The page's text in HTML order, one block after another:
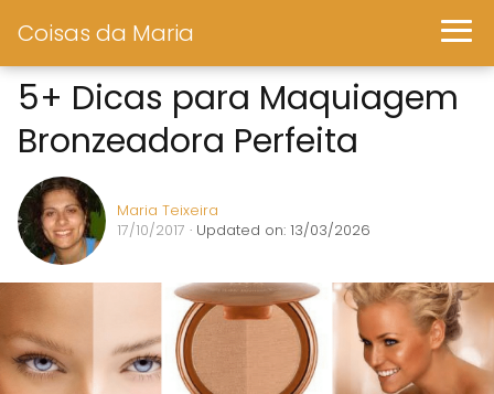
Coisas da Maria
5+ Dicas para Maquiagem
Bronzeadora Perfeita
Maria Teixeira
17/10/2017 · Updated on: 13/03/2026